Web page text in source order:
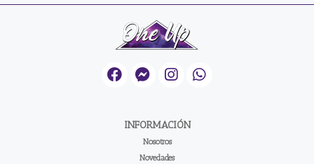
INFORMACIÓN
Nosotros
Novedades